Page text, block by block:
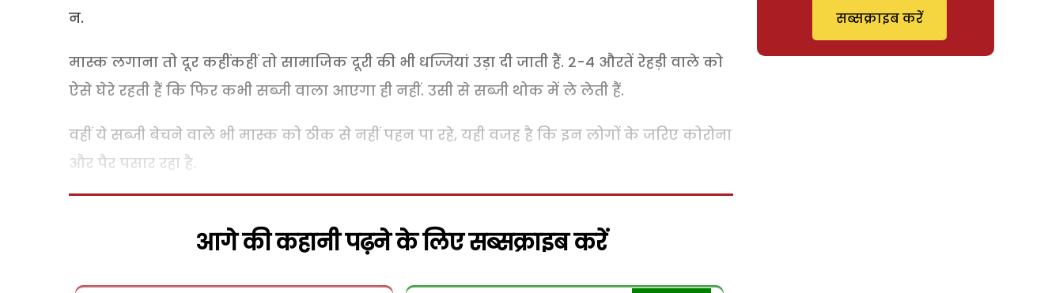
न.
मास्क लगाना तो दूर कहींकहीं तो सामाजिक दूरी की भी धज्जियां उड़ा दी जाती हैं. 2-4 औरतें रेहड़ी वाले को
ऐसे घेरे रहती हैं कि फिर कभी सब्जी वाला आएगा ही नहीं. उसी से सब्जी थोक में ले लेती हैं.
वहीं ये सब्जी बेचने वाले भी मास्क को ठीक से नहीं पहन पा रहे, यही वजह है कि इन लोगों के जरिए कोरोना
और पैर पसार रहा है.
आगे की कहानी पढ़ने के लिए सब्सक्राइब करें
सब्सक्राइब करें